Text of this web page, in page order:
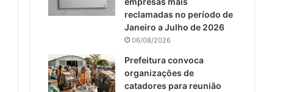
reclamadas no período de
Janeiro a Julho de 2026
06/08/2026
Prefeitura convoca
organizações de
catadores para reunião